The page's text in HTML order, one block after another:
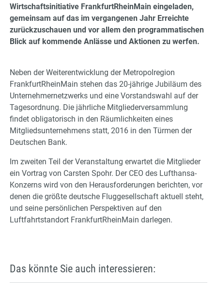
Wirtschaftsinitiative FrankfurtRheinMain eingeladen,
gemeinsam auf das im vergangenen Jahr Erreichte
zurückzuschauen und vor allem den programmatischen
Blick auf kommende Anlässe und Aktionen zu werfen.
Neben der Weiterentwicklung der Metropolregion
FrankfurtRheinMain stehen das 20-jährige Jubiläum des
Unternehmernetzwerks und eine Vorstandswahl auf der
Tagesordnung. Die jährliche Mitgliederversammlung
findet obligatorisch in den Räumlichkeiten eines
Mitgliedsunternehmens statt, 2016 in den Türmen der
Deutschen Bank.
Im zweiten Teil der Veranstaltung erwartet die Mitglieder
ein Vortrag von Carsten Spohr. Der CEO des Lufthansa-
Konzerns wird von den Herausforderungen berichten, vor
denen die größte deutsche Fluggesellschaft aktuell steht,
und seine persönlichen Perspektiven auf den
Luftfahrtstandort FrankfurtRheinMain darlegen.
Das könnte Sie auch interessieren: